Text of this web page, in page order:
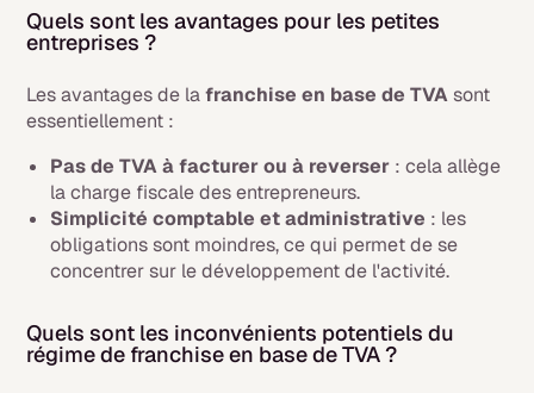
Quels sont les avantages pour les petites
entreprises ?
Les avantages de lafranchise en base de TVAsont
essentiellement :
Pas de TVA à facturer ou à reverser : cela allège
la charge fiscale des entrepreneurs.
Simplicité comptable et administrative : les
obligations sont moindres, ce qui permet de se
concentrer sur le développement de l'activité.
Quels sont les inconvénients potentiels du
régime de franchise en base de TVA ?